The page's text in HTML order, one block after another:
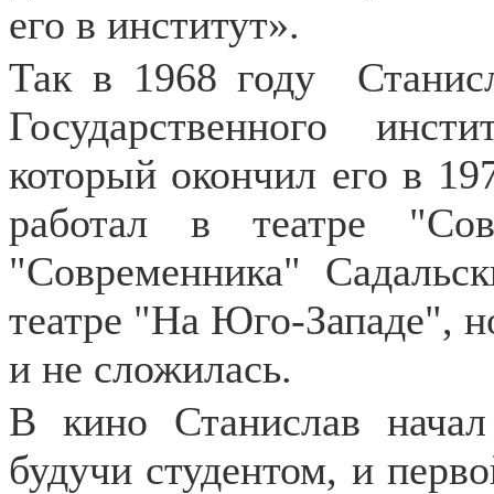
его в институт».
Так в 1968 году
Государственного
который окончил его в
работал в театре
"Современника"
театре "На Юго-Западе",
и не сложилась.
В кино Станислав
будучи студентом, и